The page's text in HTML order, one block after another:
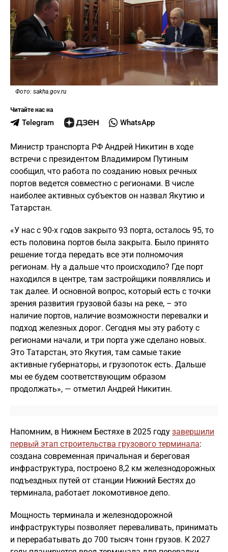
Фото: sakha.gov.ru
Читайте нас на
Telegram WhatsApp
Министр транспорта РФ Андрей Никитин в ходе
встречи с президентом Владимиром Путиным
сообщил, что работа по созданию новых речных
портов ведется совместно с регионами. В числе
наиболее активных субъектов он назвал Якутию и
Татарстан.
«У нас с 90-х годов закрыто 93 порта, осталось 95, то
есть половина портов была закрыта. Было принято
решение тогда передать все эти полномочия
регионам. Ну а дальше что происходило? Где порт
находился в центре, там застройщики появлялись и
так далее. И основной вопрос, который есть с точки
зрения развития грузовой базы на реке, – это
наличие портов, наличие возможности перевалки и
подход железных дорог. Сегодня мы эту работу с
регионами начали, и три порта уже сделано новых.
Это Татарстан, это Якутия, там самые такие
активные губернаторы, и грузопоток есть. Дальше
мы ее будем соответствующим образом
продолжать», — отметил Андрей Никитин.
Напомним, в Нижнем Бестяхе в 2025 году завершили
первый этап строительства грузового терминала:
создана современная причальная и береговая
инфраструктура, построено 8,2 км железнодорожных
подъездных путей от станции Нижний Бестях до
терминала, работает локомотивное депо.
Мощность терминала и железнодорожной
инфраструктуры позволяет переваливать, принимать
и перерабатывать до 700 тысяч тонн грузов. К 2027